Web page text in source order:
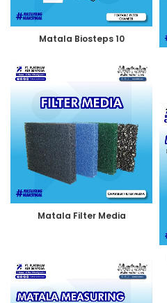
Matala Biosteps 10
Matala Filter Media